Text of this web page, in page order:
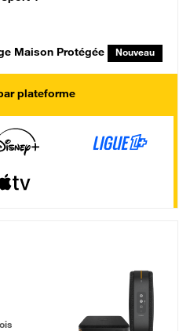
Maison Protégée Nouveau
plateforme
puis 51,99 € par mois, Engagement 12 mois